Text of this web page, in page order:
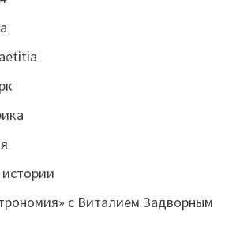
с Виталием Задворным